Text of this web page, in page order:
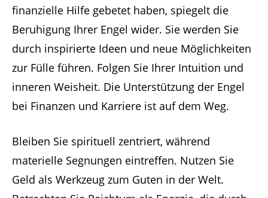
finanzielle Hilfe gebetet haben, spiegelt die
Beruhigung Ihrer Engel wider. Sie werden Sie
durch inspirierte Ideen und neue Möglichkeiten
zur Fülle führen. Folgen Sie Ihrer Intuition und
inneren Weisheit. Die Unterstützung der Engel
bei Finanzen und Karriere ist auf dem Weg.
Bleiben Sie spirituell zentriert, während
materielle Segnungen eintreffen. Nutzen Sie
Geld als Werkzeug zum Guten in der Welt.